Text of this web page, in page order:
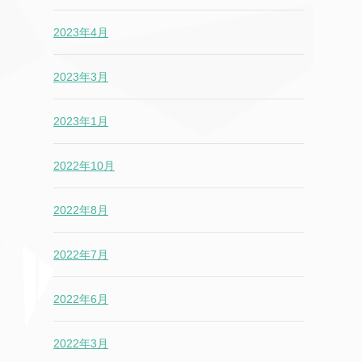
2023年4月
2023年3月
2023年1月
2022年10月
2022年8月
2022年7月
2022年6月
2022年3月